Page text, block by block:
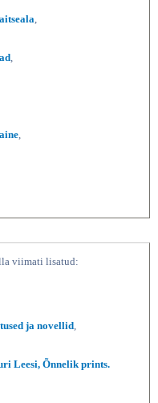
viimati lisatud:
ja novellid
Leesi, Õnnelik prints.